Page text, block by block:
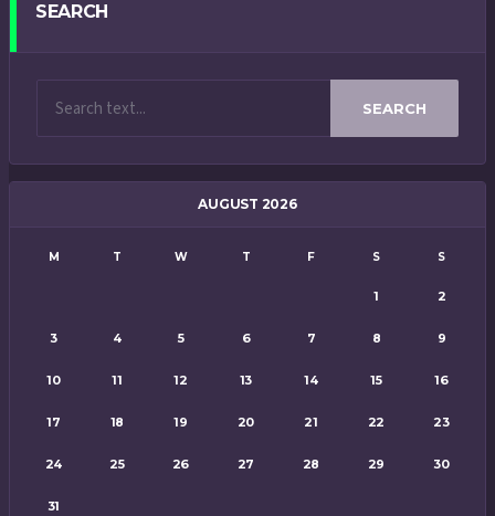
SEARCH
SEARCH
AUGUST 2026
M T W T F S S
1 2
3 4 5 6 7 8 9
10 11 12 13 14 15 16
17 18 19 20 21 22 23
24 25 26 27 28 29 30
31